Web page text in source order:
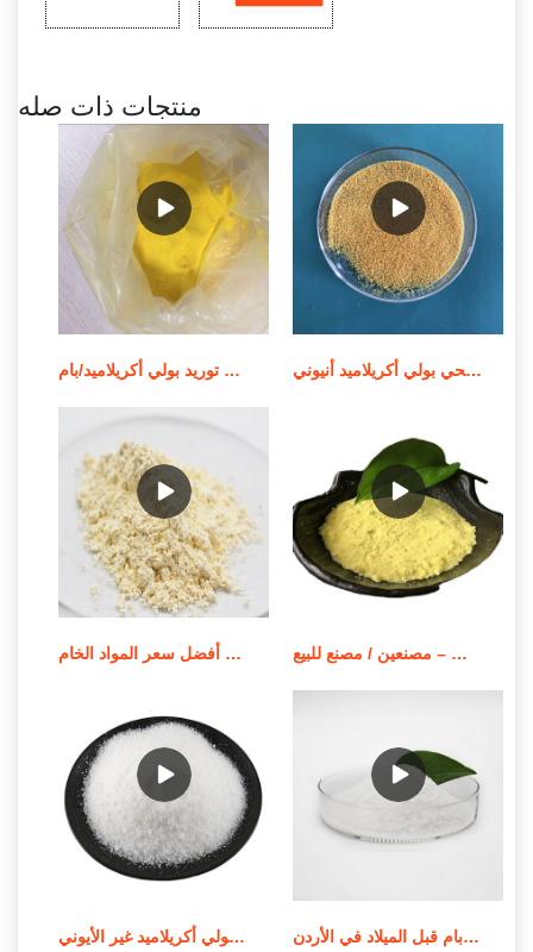
منتجات ذات صله
توريد بولي أكريلاميد/بام MSDS لمعالجة المياه في الصين الشركة المصنعة للمواد الكيميائية لمعالجة مياه الصرف الصحي بولي أكريلاميد أنيوني
أفضل سعر المواد الخام apam/مسحوق بولي أكريلاميد أنيوني بوليمر بولي أكريلاميد قابل للذوبان في الزيت – مصنعين / مصنع للبيع
استخدام وإشعار تطبيق بولي أكريلاميد غير الأيوني جودة عالية من الموردين الندف بام قبل الميلاد في الأردن